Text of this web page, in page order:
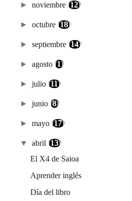
►noviembre (12)
►octubre (18)
►septiembre (14)
►agosto(1)
►julio(11)
►junio(8)
►mayo (17)
▼abril (13)
El X4 de Saioa
Aprender inglés
Día del libro